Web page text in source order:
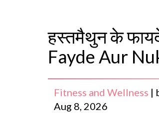
हस्तमैथुन के
Fayde Aur
Fitness and Wellness |
Aug 8, 2026